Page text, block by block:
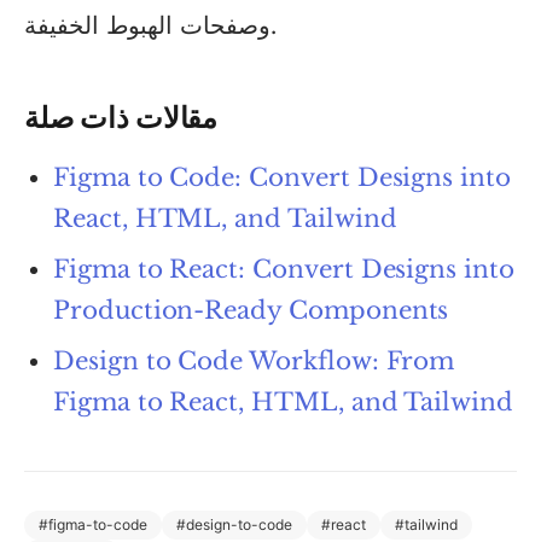
وصفحات الهبوط الخفيفة.
مقالات ذات صلة
Figma to Code: Convert Designs into
React, HTML, and Tailwind
Figma to React: Convert Designs into
Production-Ready Components
Design to Code Workflow: From
Figma to React, HTML, and Tailwind
#figma-to-code #design-to-code #react #tailwind